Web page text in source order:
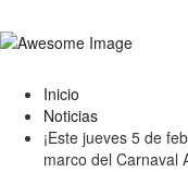
Inicio
Noticias
¡Este jueves 5 de
marco del Carnaval